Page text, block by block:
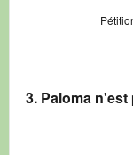
3. Paloma